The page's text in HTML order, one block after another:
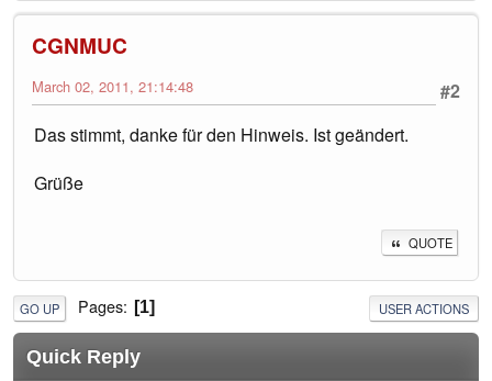
CGNMUC
#2
March 02, 2011, 21:14:48
Das stimmt, danke für den Hinweis. Ist geändert.
Grüße
QUOTE
GO UP Pages 1 USER ACTIONS
Quick Reply